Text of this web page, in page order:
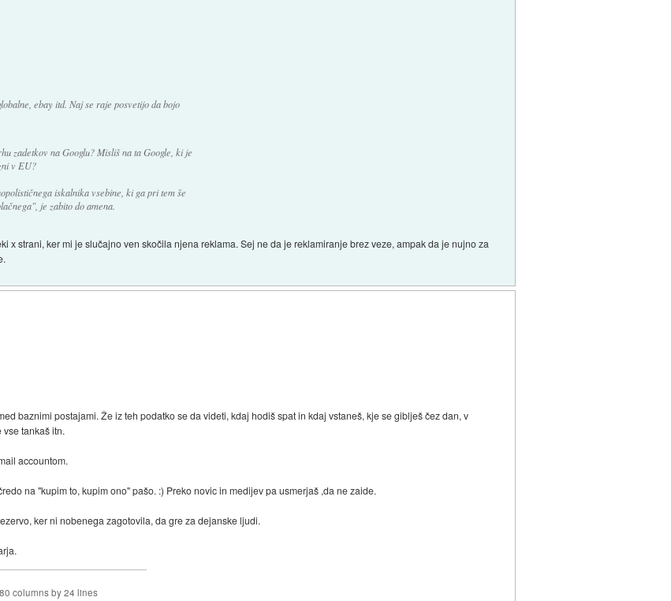
ebay itd. Naj se raje posvetijo da bojo
zadetkov na Googlu? Misliš na ta Google, ki je
v EU?
iskalnika vsebine, ki ga pri tem še
je zabito do amena.
x strani, ker mi je slučajno ven skočila njena reklama. Sej ne da je reklamiranje brez veze, ampak da je nujno za
baznimi postajami. Že iz teh podatko se da videti, kdaj hodiš spat in kdaj vstaneš, kje se giblješ čez dan, v
tankaš itn.
accountom.
na "kupim to, kupim ono" pašo. :) Preko novic in medijev pa usmerjaš ,da ne zaide.
ker ni nobenega zagotovila, da gre za dejanske ljudi.
columns by 24 lines